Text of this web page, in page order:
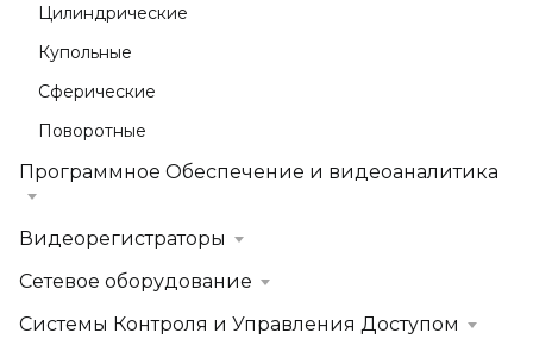
Цилиндрические
Купольные
Сферические
Поворотные
Программное Обеспечение и видеоаналитика
Видеорегистраторы
Сетевое оборудование
Системы Контроля и Управления Доступом